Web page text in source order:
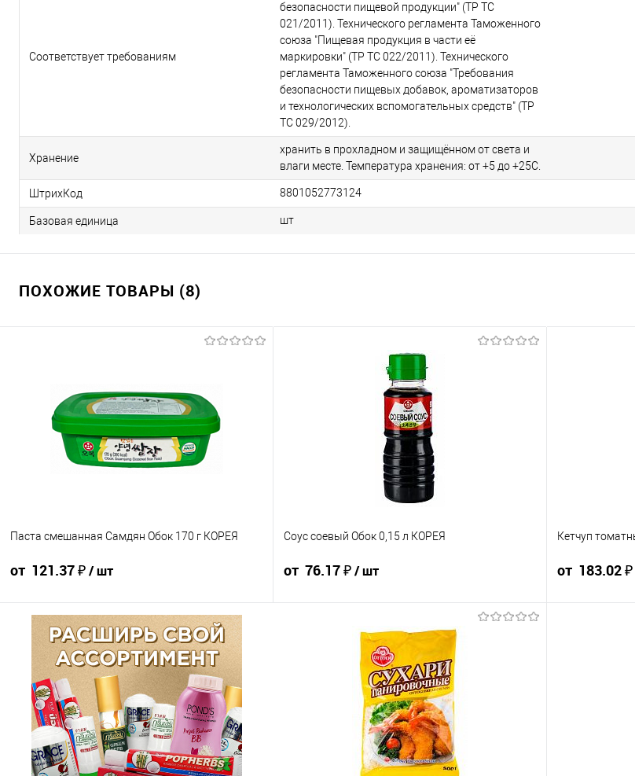
Соответствует требованиям
безопасности пищевой продукции" (ТР ТС
021/2011). Технического регламента Таможенного
союза "Пищевая продукция в части её
маркировки" (ТР ТС 022/2011). Технического
регламента Таможенного союза "Требования
безопасности пищевых добавок, ароматизаторов
и технологических вспомогательных средств" (ТР
ТС 029/2012).
Хранение
хранить в прохладном и защищённом от света и
влаги месте. Температура хранения: от +5 до +25С.
ШтрихКод 8801052773124
Базовая единица шт
ПОХОЖИЕ ТОВАРЫ (8)
Паста смешанная Самдян Обок 170 г КОРЕЯ
от 121.37 ₽/ шт
134.85 ₽ / шт
от 10 000 ₽
128.11 ₽ / шт
от 50 000 ₽
121.37 ₽ / шт
от 250 000 ₽
Конечная стоимость позиции будет указана в корзине и
в счёте на оплату.
Для получения скидки учитывается общая сумма
корзины.
Соус соевый Обок 0,15 л КОРЕЯ
от 76.17 ₽/ шт
80.40 ₽ / шт
от 50 000 ₽
Конечная стоимость позиции будет указана в корзине и
в счёте на оплату.
Для получения скидки учитывается общая сумма
Кетчуп
от 183.02 ₽
Конечная
Для получения